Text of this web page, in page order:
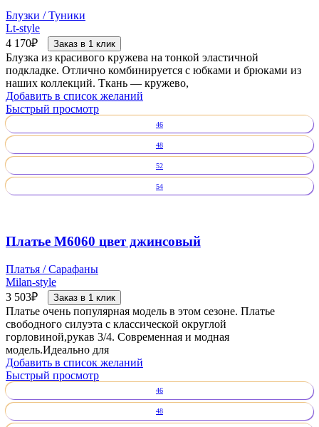
Блузки / Туники
Lt-style
4 170₽ Заказ в 1 клик
Блузка из красивого кружева на тонкой эластичной
подкладке. Отлично комбинируется с юбками и брюками из
наших коллекций. Ткань — кружево,
Добавить в список желаний
Быстрый просмотр
46
48
52
54
Платье М6060 цвет джинсовый
Платья / Сарафаны
Milan-style
3 503₽ Заказ в 1 клик
Платье очень популярная модель в этом сезоне. Платье
свободного силуэта с классической округлой
горловиной,рукав 3/4. Современная и модная
модель.Идеально для
Добавить в список желаний
Быстрый просмотр
46
48